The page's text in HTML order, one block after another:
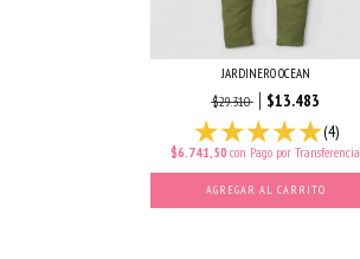
JARDINERO OCEAN
$29.310
$13.483
(4)
$6.741,50 con Pago por Transferencia
AGREGAR AL CARRITO